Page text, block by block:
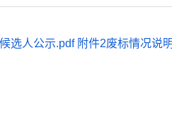
选人公示.pdf 附件2废标情况说